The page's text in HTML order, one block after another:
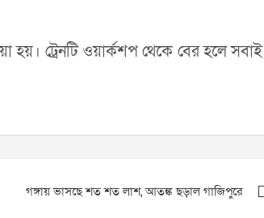
হয়। ট্রেনটি ওয়ার্কশপ থেকে বের হলে সবাই
গঙ্গায় ভাসছে শত শত লাশ, আতঙ্ক ছড়াল গাজিপুরে